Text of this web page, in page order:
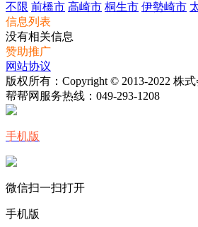
不限 前橋市 高崎市 桐生市 伊勢崎市
信息列表
没有相关信息
赞助推广
网站协议
版权所有：Copyright © 2013-2022 株
帮帮网服务热线： 049-293-1208
手机版
微信扫一扫打开
手机版